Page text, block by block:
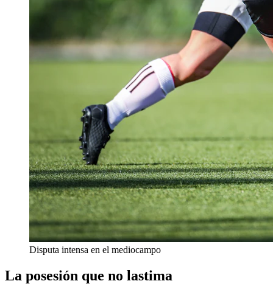
Disputa intensa en el mediocampo
La posesión que no lastima